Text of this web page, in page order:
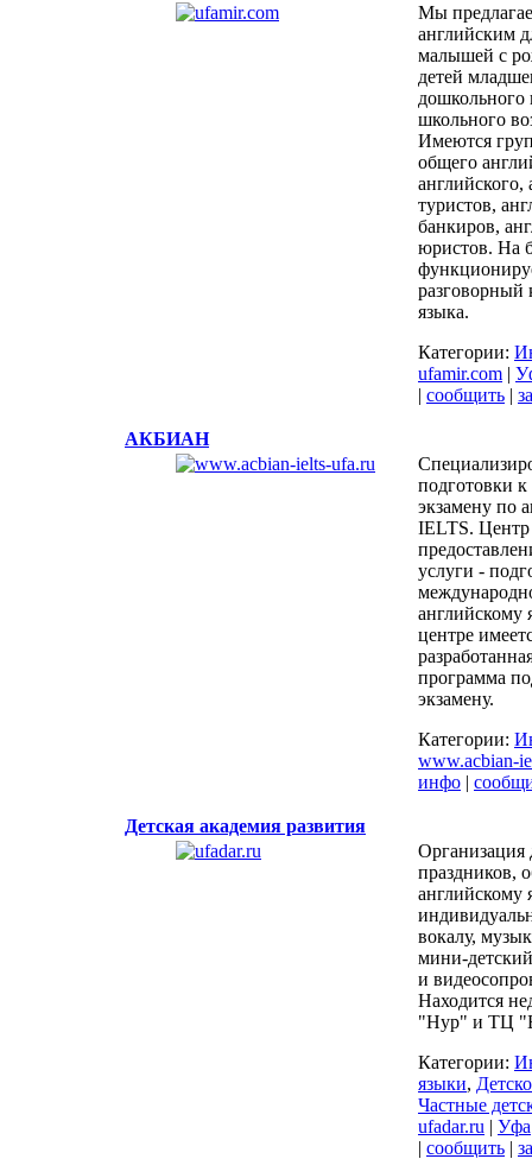
Мы
английским
малышей с
детей
дошкольного
школьного
Имеются
общего
английского,
туристов,
банкиров,
юристов. На
разговорный
языка.
Категории:
ufamir.com |
| сообщить |
АКБИАН
подготовки
экзамену по
IELTS. Центр
услуги -
английскому
центре
программа
экзамену.
Категории:
www.acbian-
инфо |
Детская академия развития
Организация
праздников,
английскому
вокалу,
мини-
и
Находится
"Нур" и ТЦ
Категории:
языки,
Частные
ufadar.ru | Уфа
| сообщить |